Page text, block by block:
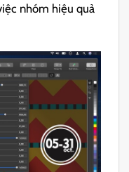
nhóm hiệu quả